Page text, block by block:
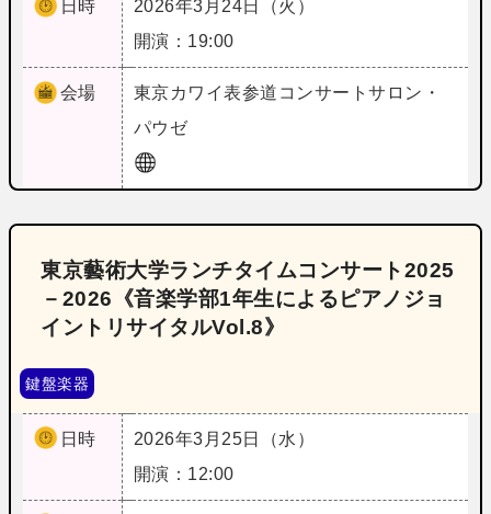
日時
2026年3月24日（火）
開演：19:00
会場 東京カワイ表参道コンサートサロン・
パウゼ
東京藝術大学ランチタイムコンサート2025
－2026《音楽学部1年生によるピアノジョ
イントリサイタルVol.8》
鍵盤楽器
日時
2026年3月25日（水）
開演：12:00